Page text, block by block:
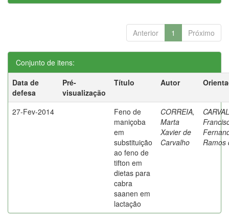
Anterior 1 Próximo
Conjunto de itens:
Data de
defesa
Pré-
visualização
Título Autor
27-Fev-2014
Feno de
maniçoba
em
substituição
ao feno de
tifton em
dietas para
cabra
saanen em
lactação
CORREIA,
Marta
Xavier de
Carvalho
Ramos